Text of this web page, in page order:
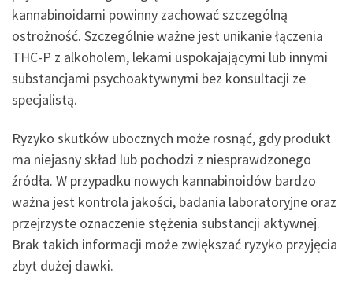
kannabinoidami powinny zachować szczególną
ostrożność. Szczególnie ważne jest unikanie łączenia
THC-P z alkoholem, lekami uspokajającymi lub innymi
substancjami psychoaktywnymi bez konsultacji ze
specjalistą.
Ryzyko skutków ubocznych może rosnąć, gdy produkt
ma niejasny skład lub pochodzi z niesprawdzonego
źródła. W przypadku nowych kannabinoidów bardzo
ważna jest kontrola jakości, badania laboratoryjne oraz
przejrzyste oznaczenie stężenia substancji aktywnej.
Brak takich informacji może zwiększać ryzyko przyjęcia
zbyt dużej dawki.